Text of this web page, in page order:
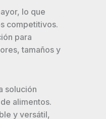
lo que
competitivos.
para
tamaños y
solución
alimentos.
y versátil,